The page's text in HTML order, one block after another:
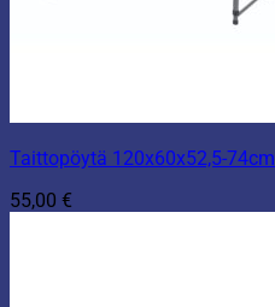
Taittopöytä 120x60x52,5-74cm
55,00 €